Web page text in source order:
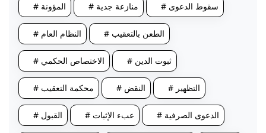
# المؤونة # منازعة جدية # سقوط الدعوى
# النظام العام # الطعن بالتعقيب
# الاختصاص الحكمي # ثبوت الدين
# محكمة التعقيب # النقض # التظهير
# القبول # عبء الإثبات # الدعوى الصرفية